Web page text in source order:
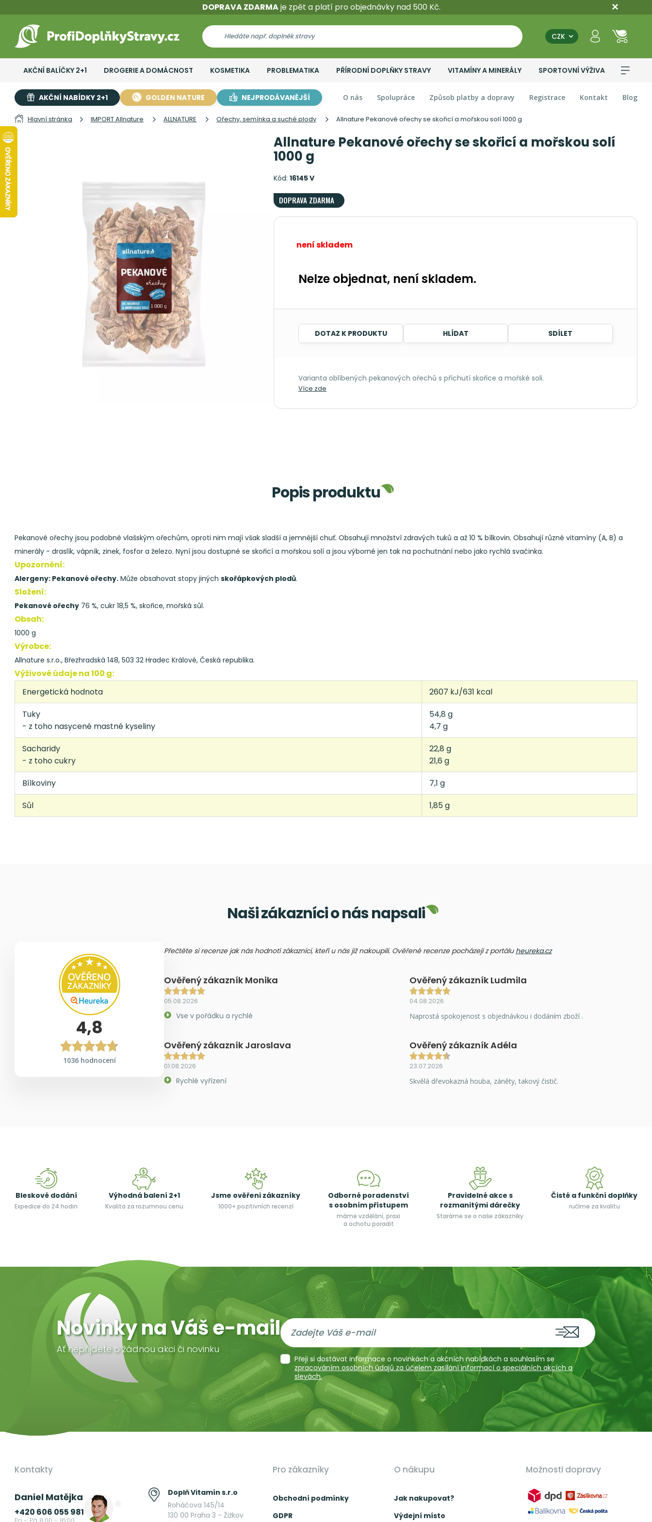
DOPRAVA ZDARMAje zpět a platí pro objednávky nad 500 Kč.
CZK
AKČNÍ BALÍČKY 2+1 DROGERIE A DOMÁCNOST KOSMETIKA PROBLEMATIKA PŘÍRODNÍ DOPLŇKY STRAVY VITAMÍNY A MINERÁLY SPORTOVNÍ VÝŽIVA
AKČNÍ NABÍDKY 2+1 GOLDEN NATURE NEJPRODÁVANĚJŠÍ O nás Spolupráce Způsob platby a dopravy Registrace Kontakt Blog
Hlavní stránka IMPORT Allnature ALLNATURE Ořechy, semínka a suché plody Allnature Pekanové ořechy se skořicí a mořskou solí 1000 g
Allnature Pekanové ořechy se skořicí a mořskou solí
1000 g
Kód: 16145 V
DOPRAVA ZDARMA
není skladem
Nelze objednat, není skladem.
DOTAZ K PRODUKTU HLÍDAT SDÍLET
Varianta oblíbených pekanových ořechů s příchutí skořice a mořské soli.
Více zde
Popis produktu
Pekanové ořechy jsou podobné vlašským ořechům, oproti nim mají však sladší a jemnější chuť. Obsahují množství zdravých tuků a až 10 % bílkovin. Obsahují různé vitamíny (A, B) a
minerály - draslík, vápník, zinek, fosfor a železo. Nyní jsou dostupné se skořicí a mořskou solí a jsou výborné jen tak na pochutnání nebo jako rychlá svačinka.
Upozornění:
Alergeny: Pekanové ořechy. Může obsahovat stopy jiných skořápkových plodů.
Složení:
Pekanové ořechy 76 %, cukr 18,5 %, skořice, mořská sůl.
Obsah:
1000 g
Výrobce:
Allnature s.r.o., Březhradská 148, 503 32 Hradec Králové, Česká republika.
Výživové údaje na 100 g:
Energetická hodnota
2607 kJ/631 kcal
Tuky
- z toho nasycené mastné kyseliny
54,8 g
4,7 g
Sacharidy
- z toho cukry
22,8 g
21,6 g
Bílkoviny
7,1 g
Sůl
1,85 g
Naši zákazníci o nás napsali
4,8
1036 hodnocení
Přečtěte si recenze jak nás hodnotí zákazníci, kteří u nás již nakoupili. Ověřené recenze pocházejí z portálu heureka.cz
Ověřený zákazník Monika
05.08.2026
Vse v pořádku a rychlé
Ověřený zákazník Ludmila
04.08.2026
Naprostá spokojenost s objednávkou i dodáním zboží .
Ověřený zákazník Jaroslava
01.08.2026
Rychlé vyřízení
Ověřený zákazník Adéla
23.07.2026
Skvělá dřevokazná houba, záněty, takový čistič.
Bleskové dodání
Expedice do 24 hodin
Výhodná balení 2+1
Kvalita za rozumnou cenu
Jsme ověřeni zákazníky
1000+ pozitivních recenzí
Odborné poradenství
s osobním přístupem
máme vzdělání, praxi
a ochotu poradit
Pravidelné akce s
rozmanitými dárečky
Staráme se o naše zákazníky
Čisté a funkční doplňky
ručíme za kvalitu
Novinky na Váš e-mail
Ať nepřijdete o žádnou akci či novinku
Přeji si dostávat informace o novinkách a akčních nabídkách a souhlasím se
zpracováním osobních údajů za účelem zasílání informací o speciálních akcích a
slevách.
Kontakty
Daniel Matějka
+420 606 055 981
Doplň Vitamín s.r.o
Roháčova 145/14
130 00 Praha 3 - Žižkov
Pro zákazníky
Obchodní podmínky
GDPR
O nákupu
Jak nakupovat?
Výdejní místo
Možnosti dopravy